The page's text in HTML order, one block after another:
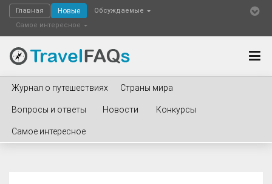
Главная Новые
Обсуждаемые
Самое интересное
Журнал о путешествиях Страны мира
Вопросы и ответы Новости Конкурсы
Самое интересное